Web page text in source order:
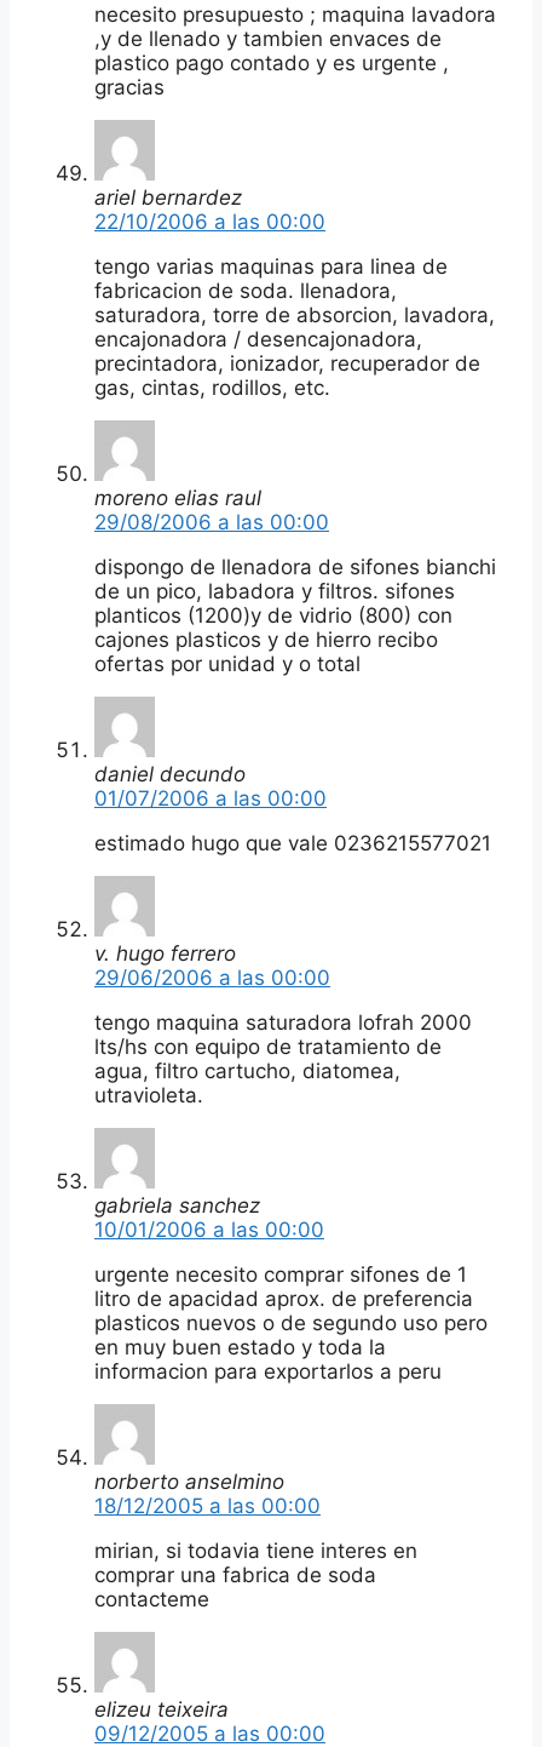
necesito presupuesto ; maquina lavadora
,y de llenado y tambien envaces de
plastico pago contado y es urgente ,
gracias
ariel bernardez
22/10/2006 a las 00:00
tengo varias maquinas para linea de
fabricacion de soda. llenadora,
saturadora, torre de absorcion, lavadora,
encajonadora / desencajonadora,
precintadora, ionizador, recuperador de
gas, cintas, rodillos, etc.
moreno elias raul
29/08/2006 a las 00:00
dispongo de llenadora de sifones bianchi
de un pico, labadora y filtros. sifones
planticos (1200)y de vidrio (800) con
cajones plasticos y de hierro recibo
ofertas por unidad y o total
daniel decundo
01/07/2006 a las 00:00
estimado hugo que vale 0236215577021
v. hugo ferrero
29/06/2006 a las 00:00
tengo maquina saturadora lofrah 2000
lts/hs con equipo de tratamiento de
agua, filtro cartucho, diatomea,
utravioleta.
gabriela sanchez
10/01/2006 a las 00:00
urgente necesito comprar sifones de 1
litro de apacidad aprox. de preferencia
plasticos nuevos o de segundo uso pero
en muy buen estado y toda la
informacion para exportarlos a peru
norberto anselmino
18/12/2005 a las 00:00
mirian, si todavia tiene interes en
comprar una fabrica de soda
contacteme
elizeu teixeira
09/12/2005 a las 00:00